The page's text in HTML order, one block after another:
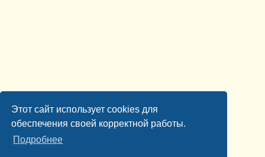
Этот сайт использует cookies для
обеспечения своей корректной работы.
Подробнее